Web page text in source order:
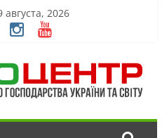
августа, 2026